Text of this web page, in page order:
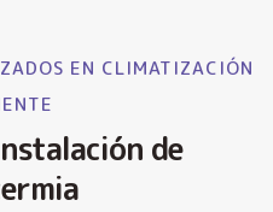
EN CLIMATIZACIÓN
de